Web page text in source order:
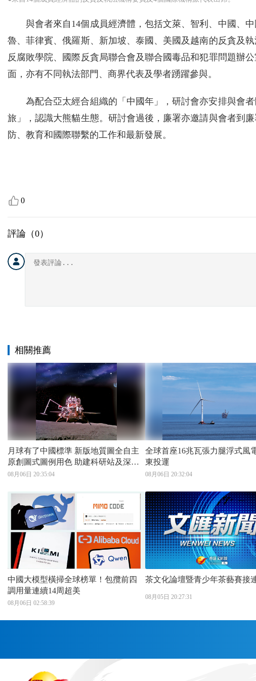
與會者來自14個成員經濟體，包括文萊、智利、中國、
魯、菲律賓、俄羅斯、新加坡、泰國、美國及越南的反貪及
反腐敗學院、國際反貪局聯合會及聯合國毒品和犯罪問題辦
面，亦有不同執法部門、商界代表及學者踴躍參與。
為配合亞太經合組織的「中國年」，研討會亦安排與會
旅」，認識大熊貓生態。研討會過後，廉署亦邀請與會者到
防、教育和國際聯繫的工作和最新發展。
0
評論（0）
相關推薦
月球有了中國標準 新版地質圖全自主
原創圖式圖例用色 助建科研站及深空
探測
08月06日 20:35:04
全球首座16兆瓦張力腿浮式風
東投運
08月06日 20:32:04
中國大模型橫掃全球榜單！包攬前四
調用量連續14周超美
08月06日 02:58:39
茶文化論壇暨青少年茶藝賽接
08月05日 20:27:31